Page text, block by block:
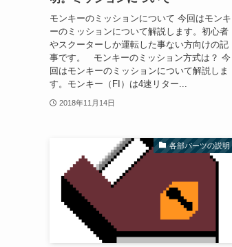
モンキーのミッションについて 今回はモンキ
ーのミッションについて解説します。初心者
やスクーターしか運転した事ない方向けの記
事です。 モンキーのミッション方式は？ 今
回はモンキーのミッションについて解説しま
す。モンキー（FI）は4速リター...
2018年11月14日
各部パーツの説明